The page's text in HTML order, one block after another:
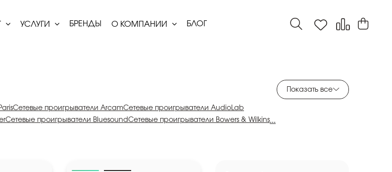
УСЛУГИ БРЕНДЫ О КОМПАНИИ БЛОГ
Показать все
Сетевые проигрыватели ArcamСетевые проигрыватели AudioLab
Сетевые проигрыватели BluesoundСетевые проигрыватели Bowers & Wilkins...